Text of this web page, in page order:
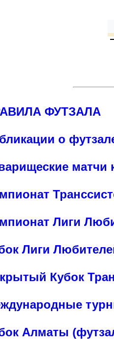
ФУТЗАЛА
о
матчи
Лиги
Лиги
Кубок
Алматы